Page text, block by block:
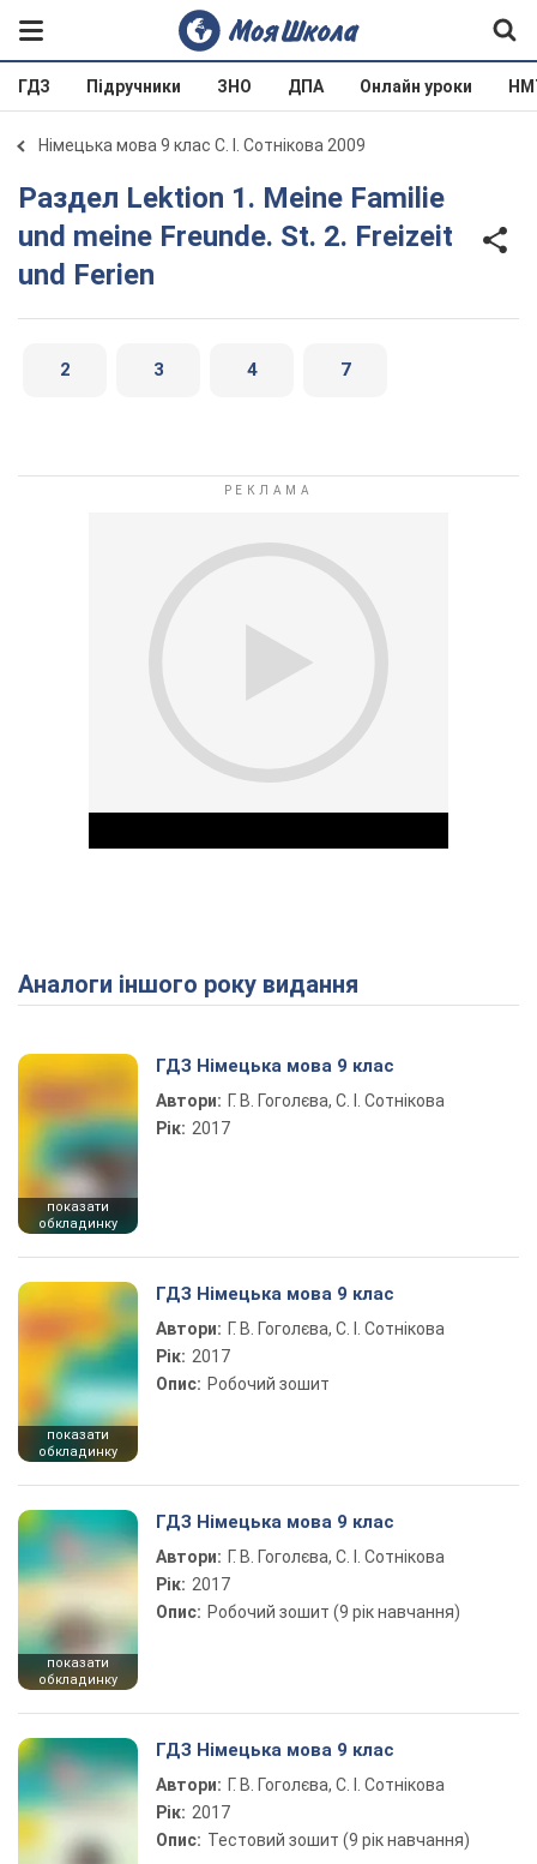
ГДЗ Підручники ЗНО ДПА Онлайн уроки
Німецька мова 9 клас С. І. Сотнікова 2009
Раздел Lektion 1. Meine Familie
und meine Freunde. St. 2. Freizeit
und Ferien
2 3 4 7
Play Video
Аналоги іншого року видання
показати
обкладинку
ГДЗ Німецька мова 9 клас
Автори: Г. В. Гоголєва, С. І. Сотнікова
Рік: 2017
показати
обкладинку
ГДЗ Німецька мова 9 клас
Автори: Г. В. Гоголєва, С. І. Сотнікова
Рік: 2017
Опис: Робочий зошит
показати
обкладинку
ГДЗ Німецька мова 9 клас
Автори: Г. В. Гоголєва, С. І. Сотнікова
Рік: 2017
Опис: Робочий зошит (9 рік навчання)
ГДЗ Німецька мова 9 клас
Автори: Г. В. Гоголєва, С. І. Сотнікова
Рік: 2017
Опис: Тестовий зошит (9 рік навчання)